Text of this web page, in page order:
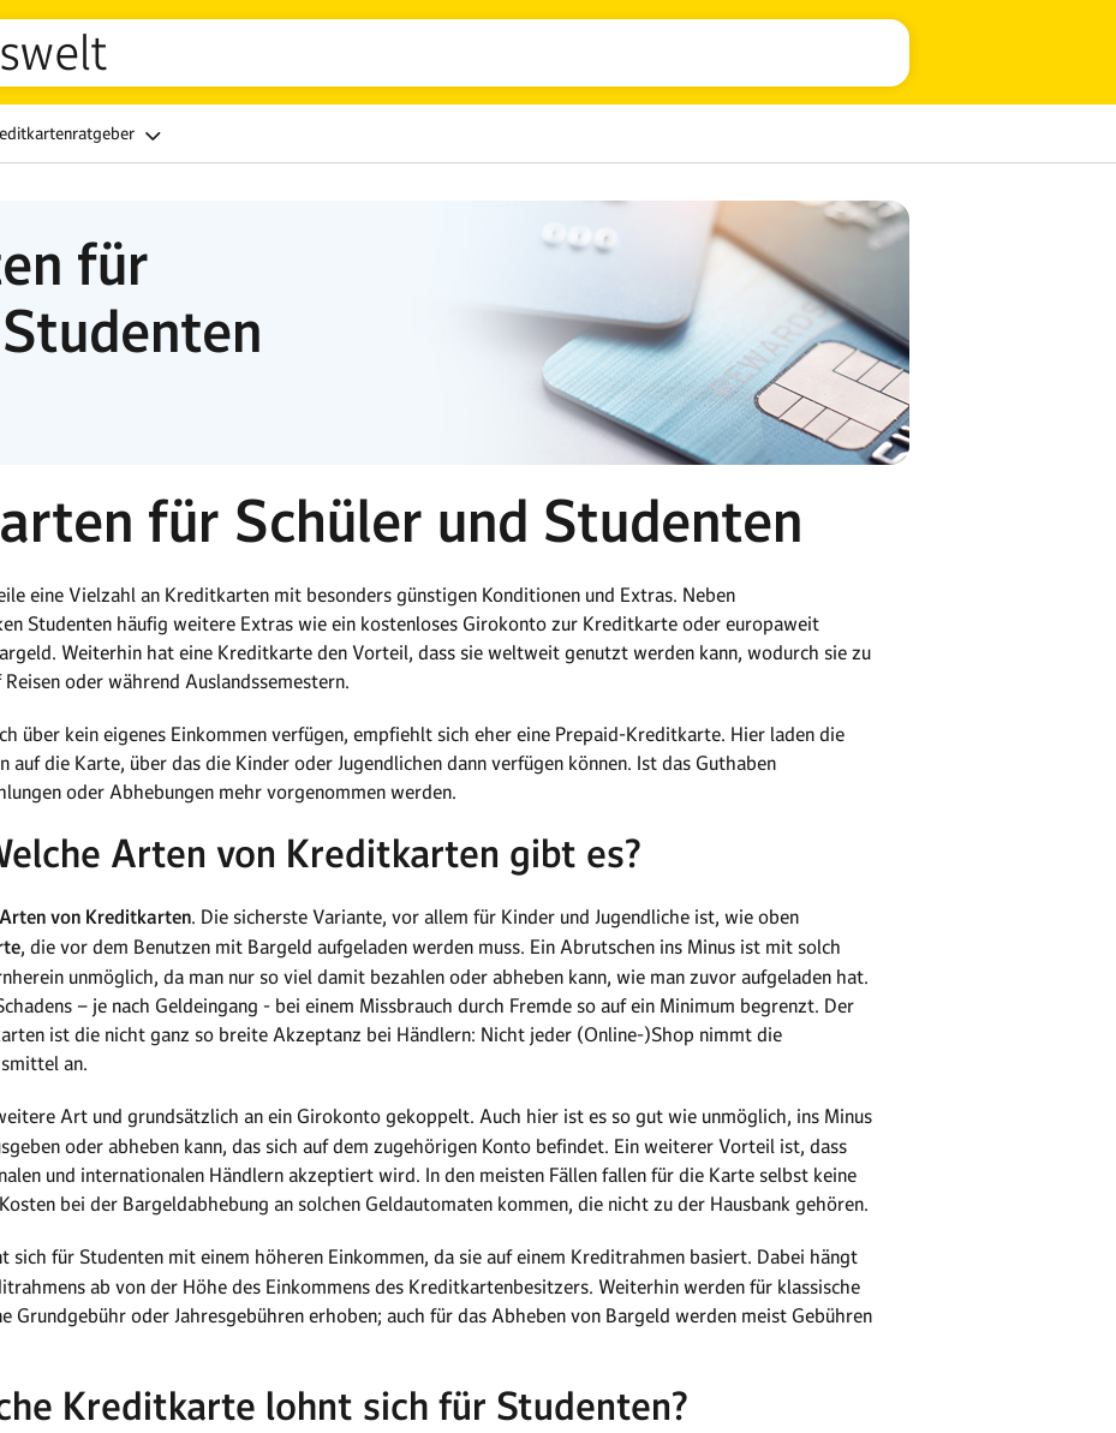
für
für Schüler und Studenten
eine Vielzahl an Kreditkarten mit besonders günstigen Konditionen und Extras. Neben
Studenten häufig weitere Extras wie ein kostenloses Girokonto zur Kreditkarte oder europaweit
Weiterhin hat eine Kreditkarte den Vorteil, dass sie weltweit genutzt werden kann, wodurch sie zu
oder während Auslandssemestern.
über kein eigenes Einkommen verfügen, empfiehlt sich eher eine Prepaid-Kreditkarte. Hier laden die
auf die Karte, über das die Kinder oder Jugendlichen dann verfügen können. Ist das Guthaben
oder Abhebungen mehr vorgenommen werden.
Arten von Kreditkarten gibt es?
von Kreditkarten. Die sicherste Variante, vor allem für Kinder und Jugendliche ist, wie oben
, die vor dem Benutzen mit Bargeld aufgeladen werden muss. Ein Abrutschen ins Minus ist mit solch
unmöglich, da man nur so viel damit bezahlen oder abheben kann, wie man zuvor aufgeladen hat.
– je nach Geldeingang - bei einem Missbrauch durch Fremde so auf ein Minimum begrenzt. Der
ist die nicht ganz so breite Akzeptanz bei Händlern: Nicht jeder (Online-)Shop nimmt die
an.
Art und grundsätzlich an ein Girokonto gekoppelt. Auch hier ist es so gut wie unmöglich, ins Minus
oder abheben kann, das sich auf dem zugehörigen Konto befindet. Ein weiterer Vorteil ist, dass
und internationalen Händlern akzeptiert wird. In den meisten Fällen fallen für die Karte selbst keine
bei der Bargeldabhebung an solchen Geldautomaten kommen, die nicht zu der Hausbank gehören.
sich für Studenten mit einem höheren Einkommen, da sie auf einem Kreditrahmen basiert. Dabei hängt
ab von der Höhe des Einkommens des Kreditkartenbesitzers. Weiterhin werden für klassische
Grundgebühr oder Jahresgebühren erhoben; auch für das Abheben von Bargeld werden meist Gebühren
Kreditkarte lohnt sich für Studenten?